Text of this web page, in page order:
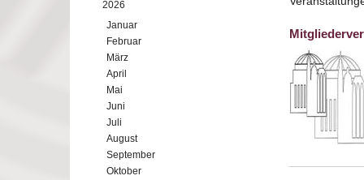
2026
Januar
Februar
März
April
Mai
Juni
Juli
August
September
Oktober